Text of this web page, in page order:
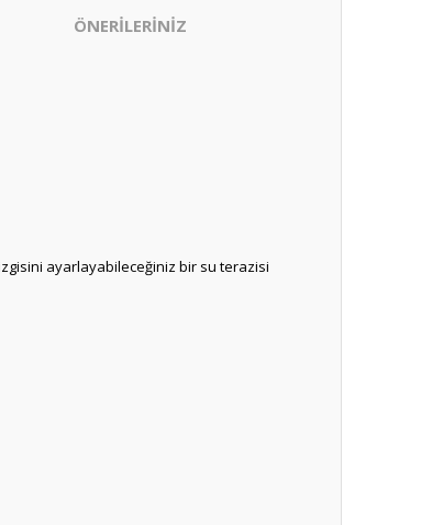
ÖNERİLERİNİZ
ayarlayabileceğiniz bir su terazisi